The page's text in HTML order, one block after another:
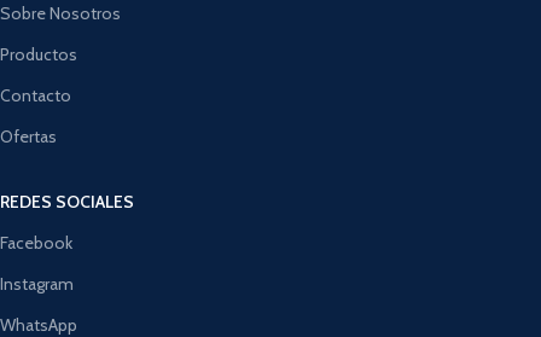
Sobre Nosotros
Productos
Contacto
Ofertas
REDES SOCIALES
Facebook
Instagram
WhatsApp